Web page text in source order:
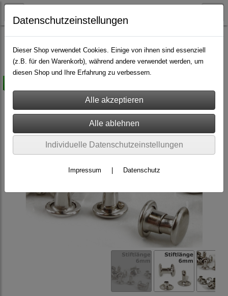
Nieten & Zubehör Hohlnieten
Datenschutzeinstellungen
Dieser Shop verwendet Cookies. Einige von ihnen sind essenziell
(z.B. für den Warenkorb), während andere verwendet werden, um
diesen Shop und Ihre Erfahrung zu verbessern.
Individuelle Datenschutzeinstellungen
Impressum Datenschutz